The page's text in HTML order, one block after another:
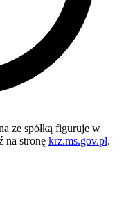
ze spółką figuruje w
na stronę krz.ms.gov.pl.